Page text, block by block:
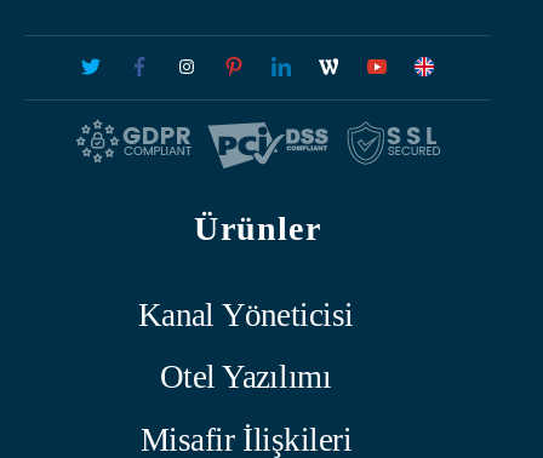
Ürünler
Kanal Yöneticisi
Otel Yazılımı
Misafir İlişkileri